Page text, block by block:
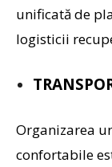
unificată de
logisticii
Organizarea
confortabile